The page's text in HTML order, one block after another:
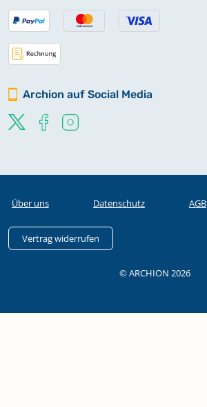
Archion auf Social Media
Über uns Datenschutz AGB
Vertrag widerrufen
© ARCHION 2026